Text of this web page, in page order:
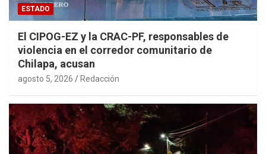
ESTADO
El CIPOG-EZ y la CRAC-PF, responsables de
violencia en el corredor comunitario de
Chilapa, acusan
agosto 5, 2026 Redacción